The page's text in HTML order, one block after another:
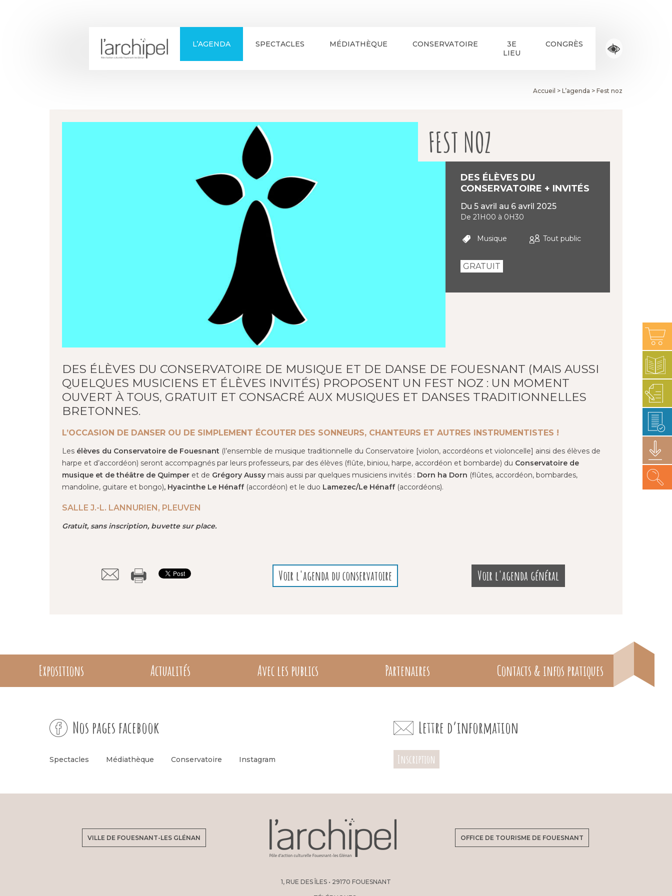
L’AGENDA SPECTACLES MÉDIATHÈQUE CONSERVATOIRE
3E
LIEU
CONGRÈS
Accueil > L’agenda > Fest noz
FEST NOZ
DES ÉLÈVES DU
CONSERVATOIRE + INVITÉS
Du 5 avril au 6 avril 2025
De 21H00 à 0H30
Musique Tout public
GRATUIT
DES ÉLÈVES DU CONSERVATOIRE DE MUSIQUE ET DE DANSE DE FOUESNANT (MAIS AUSSI
QUELQUES MUSICIENS ET ÉLÈVES INVITÉS) PROPOSENT UN FEST NOZ : UN MOMENT
OUVERT À TOUS, GRATUIT ET CONSACRÉ AUX MUSIQUES ET DANSES TRADITIONNELLES
BRETONNES.
L’OCCASION DE DANSER OU DE SIMPLEMENT ÉCOUTER DES SONNEURS, CHANTEURS ET AUTRES INSTRUMENTISTES !
Les élèves du Conservatoire de Fouesnant (l’ensemble de musique traditionnelle du Conservatoire [violon, accordéons et violoncelle] ainsi des élèves de
harpe et d’accordéon) seront accompagnés par leurs professeurs, par des élèves (flûte, biniou, harpe, accordéon et bombarde) du Conservatoire de
musique et de théâtre de Quimper et de Grégory Aussy mais aussi par quelques musiciens invités : Dorn ha Dorn (flûtes, accordéon, bombardes,
mandoline, guitare et bongo), Hyacinthe Le Hénaff(accordéon) et le duo Lamezec/Le Hénaff(accordéons).
SALLE J.-L. LANNURIEN, PLEUVEN
Gratuit, sans inscription, buvette sur place.
Voir l'agenda du conservatoire Voir l'agenda général
Expositions Actualités Avec les publics Partenaires Contacts & infos pratiques
Nos pages facebook
Spectacles Médiathèque Conservatoire Instagram
Lettre d’information
Inscription
VILLE DE FOUESNANT-LES GLÉNAN OFFICE DE TOURISME DE FOUESNANT
1, RUE DES ÎLES • 29170 FOUESNANT